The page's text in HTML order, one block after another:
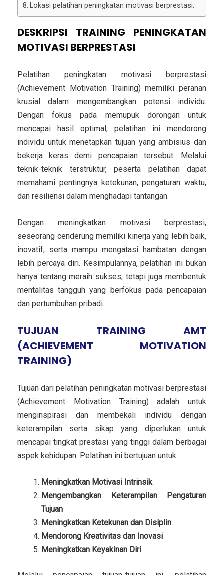
Lokasi pelatihan peningkatan motivasi berprestasi:
DESKRIPSI TRAINING PENINGKATAN
MOTIVASI BERPRESTASI
Pelatihan peningkatan motivasi berprestasi
(Achievement Motivation Training) memiliki peranan
krusial dalam mengembangkan potensi individu.
Dengan fokus pada memupuk dorongan untuk
mencapai hasil optimal, pelatihan ini mendorong
individu untuk menetapkan tujuan yang ambisius dan
bekerja keras demi pencapaian tersebut. Melalui
teknik-teknik terstruktur, peserta pelatihan dapat
memahami pentingnya ketekunan, pengaturan waktu,
dan resiliensi dalam menghadapi tantangan.
Dengan meningkatkan motivasi berprestasi,
seseorang cenderung memiliki kinerja yang lebih baik,
inovatif, serta mampu mengatasi hambatan dengan
lebih percaya diri. Kesimpulannya, pelatihan ini bukan
hanya tentang meraih sukses, tetapi juga membentuk
mentalitas tangguh yang berfokus pada pencapaian
dan pertumbuhan pribadi.
TUJUAN TRAINING AMT
(ACHIEVEMENT MOTIVATION
TRAINING)
Tujuan dari pelatihan peningkatan motivasi berprestasi
(Achievement Motivation Training) adalah untuk
menginspirasi dan membekali individu dengan
keterampilan serta sikap yang diperlukan untuk
mencapai tingkat prestasi yang tinggi dalam berbagai
aspek kehidupan. Pelatihan ini bertujuan untuk:
Meningkatkan Motivasi Intrinsik
Mengembangkan Keterampilan Pengaturan
Tujuan
Meningkatkan Ketekunan dan Disiplin
Mendorong Kreativitas dan Inovasi
Meningkatkan Keyakinan Diri